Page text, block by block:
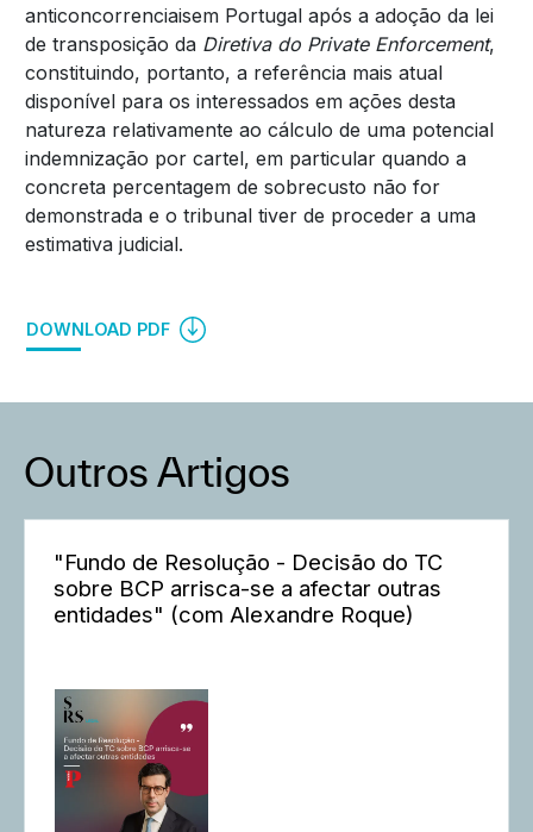
anticoncorrenciaisem Portugal após a adoção da lei
de transposição da Diretiva do Private Enforcement,
constituindo, portanto, a referência mais atual
disponível para os interessados em ações desta
natureza relativamente ao cálculo de uma potencial
indemnização por cartel, em particular quando a
concreta percentagem de sobrecusto não for
demonstrada e o tribunal tiver de proceder a uma
estimativa judicial.
DOWNLOAD PDF
Outros Artigos
"Fundo de Resolução - Decisão do TC
sobre BCP arrisca-se a afectar outras
entidades" (com Alexandre Roque)